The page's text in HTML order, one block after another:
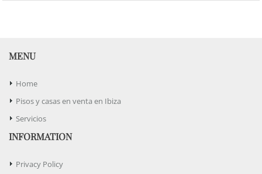
MENU
Home
Pisos y casas en venta en Ibiza
Servicios
INFORMATION
Privacy Policy